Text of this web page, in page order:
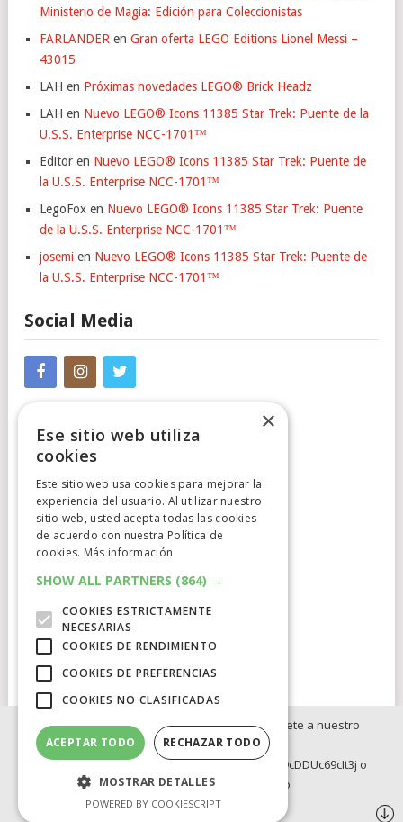
Ministerio de Magia: Edición para Coleccionistas
FARLANDER en Gran oferta LEGO Editions Lionel Messi –
43015
LAH en Próximas novedades LEGO® Brick Headz
LAH en Nuevo LEGO® Icons 11385 Star Trek: Puente de la
U.S.S. Enterprise NCC-1701™
Editor en Nuevo LEGO® Icons 11385 Star Trek: Puente de
la U.S.S. Enterprise NCC-1701™
LegoFox en Nuevo LEGO® Icons 11385 Star Trek: Puente
de la U.S.S. Enterprise NCC-1701™
josemi en Nuevo LEGO® Icons 11385 Star Trek: Puente de
la U.S.S. Enterprise NCC-1701™
Social Media
Cumplimiento Normativo
Aviso Legal
Política de Privacidad
Política de Cookies
Clausula de afiliación
ELCATALEJOCOPYRIGHT © 2026.POWERED BYIDIGAUD
BLOG INVERSION
OFERTAS INTERNACIONLES
OFERTAS LEGO
Si no quieres perderte ninguna novedad, únete a nuestro
WhatsApp:
https://whatsapp.com/channel/0029Va8BRdy9cDDUc69cIt3j o
Telegram: https://t.me/elcatalejo
×
Ese sitio web utiliza
cookies
Este sitio web usa cookies para mejorar la
experiencia del usuario. Al utilizar nuestro
sitio web, usted acepta todas las cookies
de acuerdo con nuestra Política de
cookies. Más información
SHOW ALL PARTNERS (864) →
COOKIES ESTRICTAMENTE
NECESARIAS
COOKIES DE RENDIMIENTO
COOKIES DE PREFERENCIAS
COOKIES NO CLASIFICADAS
ACEPTAR TODO RECHAZAR TODO
MOSTRAR DETALLES
POWERED BY COOKIESCRIPT